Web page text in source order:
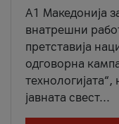
A1 Македонија
внатрешни
претставија
одговорна
јавната свест...